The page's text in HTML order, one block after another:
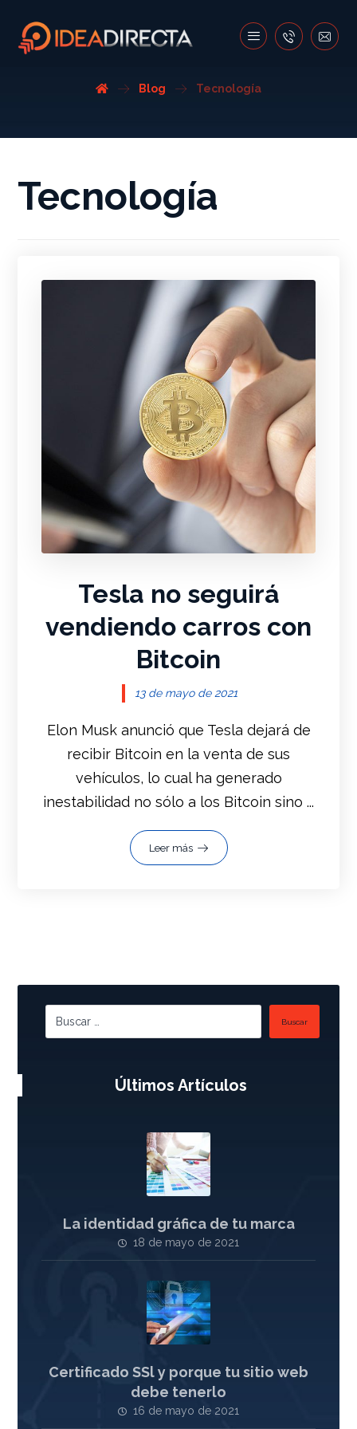
Blog Tecnología
Tecnología
Tesla no seguirá
vendiendo carros con
Bitcoin
13 de mayo de 2021
Elon Musk anunció que Tesla dejará de
recibir Bitcoin en la venta de sus
vehículos, lo cual ha generado
inestabilidad no sólo a los Bitcoin sino ...
Leer más
Buscar
Últimos Artículos
La identidad gráfica de tu marca
18 de mayo de 2021
Certificado SSl y porque tu sitio web
debe tenerlo
16 de mayo de 2021